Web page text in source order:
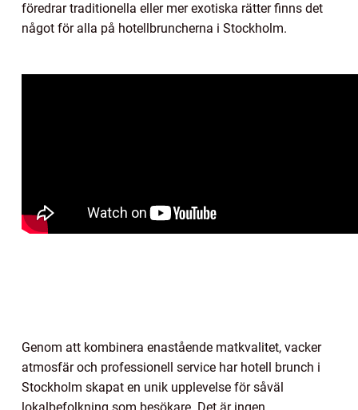
föredrar traditionella eller mer exotiska rätter finns det
något för alla på hotellbruncherna i Stockholm.
Genom att kombinera enastående matkvalitet, vacker
atmosfär och professionell service har hotell brunch i
Stockholm skapat en unik upplevelse för såväl